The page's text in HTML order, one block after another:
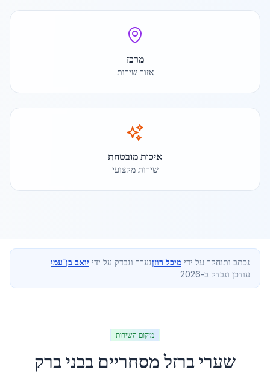
מרכז
אזור שירות
איכות מובטחת
שירות מקצועי
נכתב ותוחקר על ידי מיכל רוזןנערך ונבדק על ידי יואב בן־עמי
עודכן ונבדק ב-2026
מיקום השירות
שערי ברזל מסחריים בבני ברק